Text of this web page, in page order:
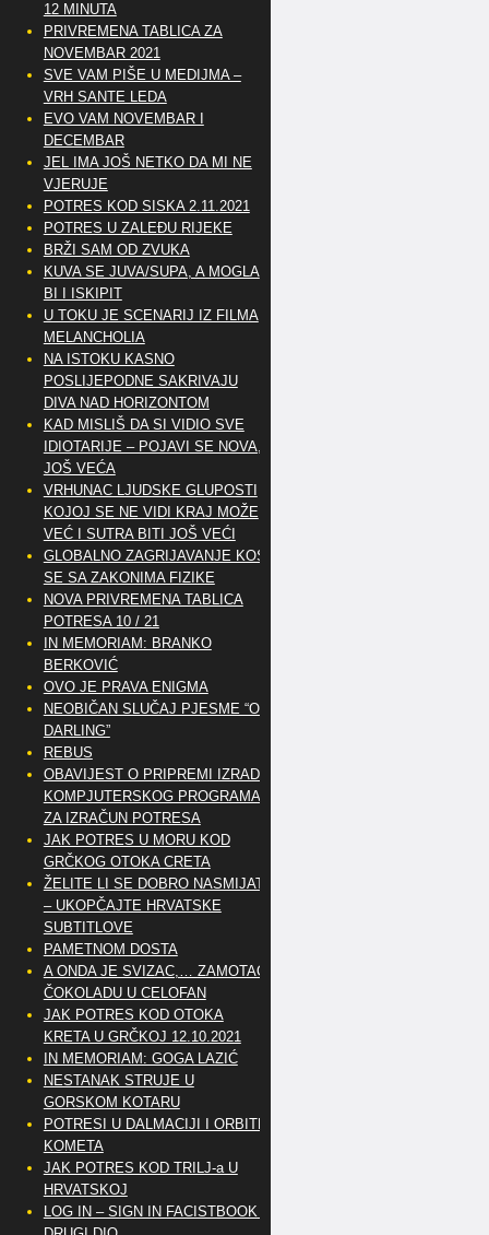
12 MINUTA
PRIVREMENA TABLICA ZA
NOVEMBAR 2021
SVE VAM PIŠE U MEDIJMA –
VRH SANTE LEDA
EVO VAM NOVEMBAR I
DECEMBAR
JEL IMA JOŠ NETKO DA MI NE
VJERUJE
POTRES KOD SISKA 2.11.2021
POTRES U ZALEĐU RIJEKE
BRŽI SAM OD ZVUKA
KUVA SE JUVA/SUPA, A MOGLA
BI I ISKIPIT
U TOKU JE SCENARIJ IZ FILMA
MELANCHOLIA
NA ISTOKU KASNO
POSLIJEPODNE SAKRIVAJU
DIVA NAD HORIZONTOM
KAD MISLIŠ DA SI VIDIO SVE
IDIOTARIJE – POJAVI SE NOVA,..
JOŠ VEĆA
VRHUNAC LJUDSKE GLUPOSTI
KOJOJ SE NE VIDI KRAJ MOŽE
VEĆ I SUTRA BITI JOŠ VEĆI
GLOBALNO ZAGRIJAVANJE KOSI
SE SA ZAKONIMA FIZIKE
NOVA PRIVREMENA TABLICA
POTRESA 10 / 21
IN MEMORIAM: BRANKO
BERKOVIĆ
OVO JE PRAVA ENIGMA
NEOBIČAN SLUČAJ PJESME “OH
DARLING”
REBUS
OBAVIJEST O PRIPREMI IZRADE
KOMPJUTERSKOG PROGRAMA
ZA IZRAČUN POTRESA
JAK POTRES U MORU KOD
GRČKOG OTOKA CRETA
ŽELITE LI SE DOBRO NASMIJATI
– UKOPČAJTE HRVATSKE
SUBTITLOVE
PAMETNOM DOSTA
A ONDA JE SVIZAC,… ZAMOTAO
ČOKOLADU U CELOFAN
JAK POTRES KOD OTOKA
KRETA U GRČKOJ 12.10.2021
IN MEMORIAM: GOGA LAZIĆ
NESTANAK STRUJE U
GORSKOM KOTARU
POTRESI U DALMACIJI I ORBITE
KOMETA
JAK POTRES KOD TRILJ-a U
HRVATSKOJ
LOG IN – SIGN IN FACISTBOOK –